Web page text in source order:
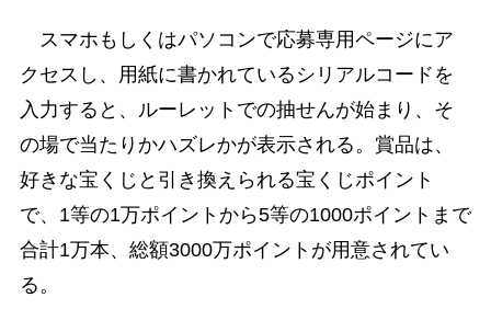
スマホもしくはパソコンで応募専用ページにア
クセスし、用紙に書かれているシリアルコードを
入力すると、ルーレットでの抽せんが始まり、そ
の場で当たりかハズレかが表示される。賞品は、
好きな宝くじと引き換えられる宝くじポイント
で、1等の1万ポイントから5等の1000ポイントまで
合計1万本、総額3000万ポイントが用意されてい
る。